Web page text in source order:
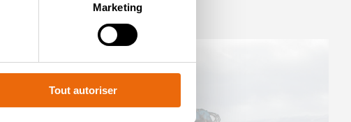
Marketing
Tout autoriser